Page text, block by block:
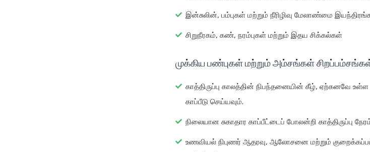
இன்சுலின், பம்புகள் மற்றும் நீரிழிவு மேலாண்மை
சிறுநீரகம், கண், நரம்புகள் மற்றும் இதய சிக்கல்கள்
முக்கிய பண்புகள் மற்றும் அம்சங்கள்
காத்திருப்பு காலத்தின் நிபந்தனையின் கீழ், ஏற்கனவே உள்ள
காப்பீடு செய்யவும்.
நிலையான சுகாதார காப்பீட்டைப் போலன்றி காத்திருப்பு
உணவியல் நிபுணர் ஆதரவு, ஆலோசனை மற்றும்